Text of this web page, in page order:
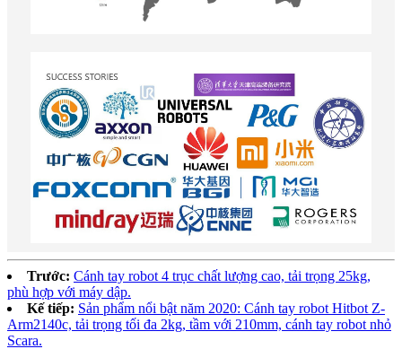
Trước: Cánh tay robot 4 trục chất lượng cao, tải trọng 25kg,
phù hợp với máy dập.
Kế tiếp: Sản phẩm nổi bật năm 2020: Cánh tay robot Hitbot Z-
Arm2140c, tải trọng tối đa 2kg, tầm với 210mm, cánh tay robot nhỏ
Scara.